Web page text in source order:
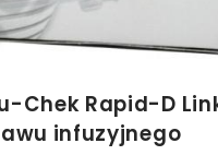
Chek Rapid-D
infuzyjnego